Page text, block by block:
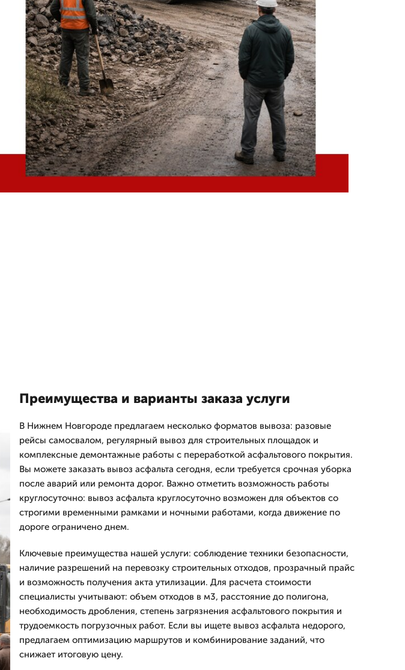
Преимущества и варианты заказа услуги
В Нижнем Новгороде предлагаем несколько форматов вывоза: разовые
рейсы самосвалом, регулярный вывоз для строительных площадок и
комплексные демонтажные работы с переработкой асфальтового покрытия.
Вы можете заказать вывоз асфальта сегодня, если требуется срочная уборка
после аварий или ремонта дорог. Важно отметить возможность работы
круглосуточно: вывоз асфальта круглосуточно возможен для объектов со
строгими временными рамками и ночными работами, когда движение по
дороге ограничено днем.
Ключевые преимущества нашей услуги: соблюдение техники безопасности,
наличие разрешений на перевозку строительных отходов, прозрачный прайс
и возможность получения акта утилизации. Для расчета стоимости
специалисты учитывают: объем отходов в м3, расстояние до полигона,
необходимость дробления, степень загрязнения асфальтового покрытия и
трудоемкость погрузочных работ. Если вы ищете вывоз асфальта недорого,
предлагаем оптимизацию маршрутов и комбинирование заданий, что
снижает итоговую цену.